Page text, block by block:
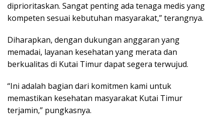
diprioritaskan. Sangat penting ada tenaga medis yang
kompeten sesuai kebutuhan masyarakat,” terangnya.
Diharapkan, dengan dukungan anggaran yang
memadai, layanan kesehatan yang merata dan
berkualitas di Kutai Timur dapat segera terwujud.
“Ini adalah bagian dari komitmen kami untuk
memastikan kesehatan masyarakat Kutai Timur
terjamin,” pungkasnya.